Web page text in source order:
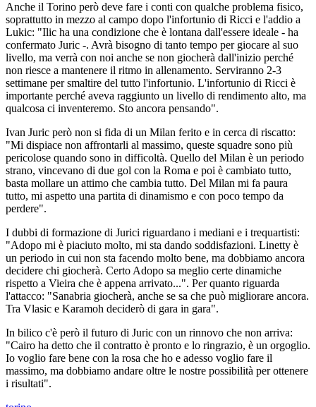
Anche il Torino però deve fare i conti con qualche problema fisico,
soprattutto in mezzo al campo dopo l'infortunio di Ricci e l'addio a
Lukic: "Ilic ha una condizione che è lontana dall'essere ideale - ha
confermato Juric -. Avrà bisogno di tanto tempo per giocare al suo
livello, ma verrà con noi anche se non giocherà dall'inizio perché
non riesce a mantenere il ritmo in allenamento. Serviranno 2-3
settimane per smaltire del tutto l'infortunio. L'infortunio di Ricci è
importante perché aveva raggiunto un livello di rendimento alto, ma
qualcosa ci inventeremo. Sto ancora pensando".
Ivan Juric però non si fida di un Milan ferito e in cerca di riscatto:
"Mi dispiace non affrontarli al massimo, queste squadre sono più
pericolose quando sono in difficoltà. Quello del Milan è un periodo
strano, vincevano di due gol con la Roma e poi è cambiato tutto,
basta mollare un attimo che cambia tutto. Del Milan mi fa paura
tutto, mi aspetto una partita di dinamismo e con poco tempo da
perdere".
I dubbi di formazione di Jurici riguardano i mediani e i trequartisti:
"Adopo mi è piaciuto molto, mi sta dando soddisfazioni. Linetty è
un periodo in cui non sta facendo molto bene, ma dobbiamo ancora
decidere chi giocherà. Certo Adopo sa meglio certe dinamiche
rispetto a Vieira che è appena arrivato...". Per quanto riguarda
l'attacco: "Sanabria giocherà, anche se sa che può migliorare ancora.
Tra Vlasic e Karamoh deciderò di gara in gara".
In bilico c'è però il futuro di Juric con un rinnovo che non arriva:
"Cairo ha detto che il contratto è pronto e lo ringrazio, è un orgoglio.
Io voglio fare bene con la rosa che ho e adesso voglio fare il
massimo, ma dobbiamo andare oltre le nostre possibilità per ottenere
i risultati".